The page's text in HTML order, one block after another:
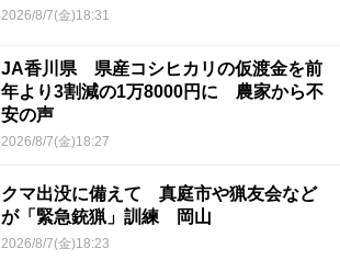
2026/8/7(金)18:31
JA香川県 県産コシヒカリの仮渡金を前
年より3割減の1万8000円に 農家から不
安の声
2026/8/7(金)18:27
クマ出没に備えて 真庭市や猟友会など
が「緊急銃猟」訓練 岡山
2026/8/7(金)18:23